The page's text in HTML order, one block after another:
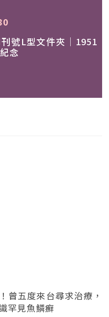
號L型文件夾｜1951
念
曾五度來台尋求治療，
罕見魚鱗癬